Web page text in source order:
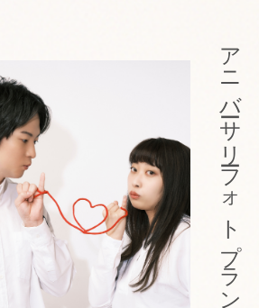
アニバーサリーフォトプラン